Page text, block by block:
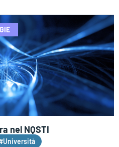
nel NQSTI